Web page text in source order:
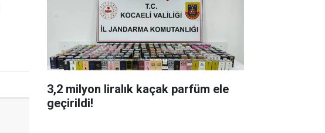
3,2 milyon liralık kaçak parfüm ele
geçirildi!